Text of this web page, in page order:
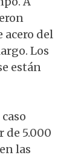
acero del
Los
están
de 5.000
las